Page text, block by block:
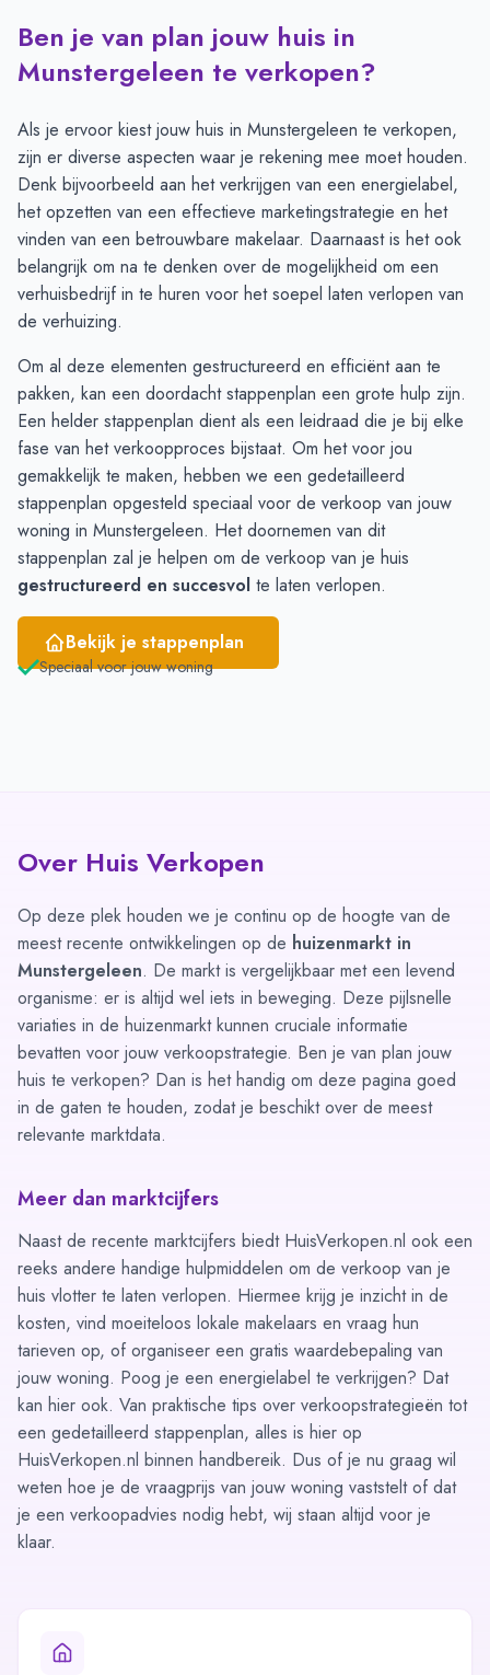
Transacties en aanmeldingen per maand - Munstergeleen
Maand
Transacties
Aanmeldingen
Juli
20
23
Augustus
September
17
14
Oktober
12
November
20
December
17
19
Januari
14
18
Februari
6
15
Maart
Mei
20
14
Juni
10 7
Ben je van plan jouw huis in
Munstergeleen te verkopen?
Als je ervoor kiest jouw huis in Munstergeleen te verkopen,
zijn er diverse aspecten waar je rekening mee moet houden.
Denk bijvoorbeeld aan het verkrijgen van een energielabel,
het opzetten van een effectieve marketingstrategie en het
vinden van een betrouwbare makelaar. Daarnaast is het ook
belangrijk om na te denken over de mogelijkheid om een
verhuisbedrijf in te huren voor het soepel laten verlopen van
de verhuizing.
Om al deze elementen gestructureerd en efficiënt aan te
pakken, kan een doordacht stappenplan een grote hulp zijn.
Een helder stappenplan dient als een leidraad die je bij elke
fase van het verkoopproces bijstaat. Om het voor jou
gemakkelijk te maken, hebben we een gedetailleerd
stappenplan opgesteld speciaal voor de verkoop van jouw
woning in Munstergeleen. Het doornemen van dit
stappenplan zal je helpen om de verkoop van je huis
gestructureerd en succesvol te laten verlopen.
Bekijk je stappenplan
Speciaal voor jouw woning
Over Huis Verkopen
Op deze plek houden we je continu op de hoogte van de
meest recente ontwikkelingen op de huizenmarkt in
Munstergeleen. De markt is vergelijkbaar met een levend
organisme: er is altijd wel iets in beweging. Deze pijlsnelle
variaties in de huizenmarkt kunnen cruciale informatie
bevatten voor jouw verkoopstrategie. Ben je van plan jouw
huis te verkopen? Dan is het handig om deze pagina goed
in de gaten te houden, zodat je beschikt over de meest
relevante marktdata.
Meer dan marktcijfers
Naast de recente marktcijfers biedt HuisVerkopen.nl ook een
reeks andere handige hulpmiddelen om de verkoop van je
huis vlotter te laten verlopen. Hiermee krijg je inzicht in de
kosten, vind moeiteloos lokale makelaars en vraag hun
tarieven op, of organiseer een gratis waardebepaling van
jouw woning. Poog je een energielabel te verkrijgen? Dat
kan hier ook. Van praktische tips over verkoopstrategieën tot
een gedetailleerd stappenplan, alles is hier op
HuisVerkopen.nl binnen handbereik. Dus of je nu graag wil
weten hoe je de vraagprijs van jouw woning vaststeltof dat
je een verkoopadvies nodig hebt, wij staan altijd voor je
klaar.